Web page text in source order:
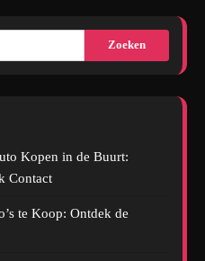
Zoeken
Kopen in de Buurt:
Contact
te Koop: Ontdek de